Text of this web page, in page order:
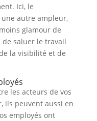
Ici, le
une autre ampleur,
glamour de
de saluer le travail
la visibilité et de
les acteurs de vos
ils peuvent aussi en
employés ont